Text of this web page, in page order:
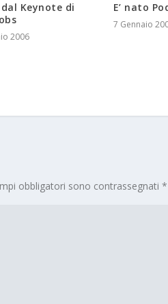
Keynote di
2006
E’ nato
7 Gennaio
obbligatori sono contrassegnati*